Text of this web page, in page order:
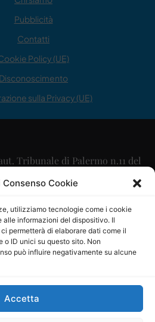
Cookie
utilizziamo tecnologie come i cookie
informazioni del dispositivo. Il
permetterà di elaborare dati come il
ID unici su questo sito. Non
può influire negativamente su alcune
Accetta
Pubblicità
Contatti
Policy (UE)
Disconoscimento
sulla Privacy (UE)
Tribunale di Palermo n.11 del
09/2015
Maurizio Scaglione
Maria Calabrese
06334930820
Società Cooperativa a r.l. è